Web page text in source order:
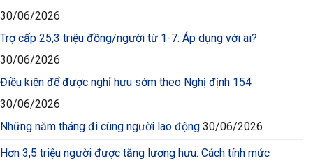
30/06/2026
Trợ cấp 25,3 triệu đồng/người từ 1-7: Áp dụng với ai?
30/06/2026
Điều kiện để được nghỉ hưu sớm theo Nghị định 154
30/06/2026
Những năm tháng đi cùng người lao động 30/06/2026
Hơn 3,5 triệu người được tăng lương hưu: Cách tính mức